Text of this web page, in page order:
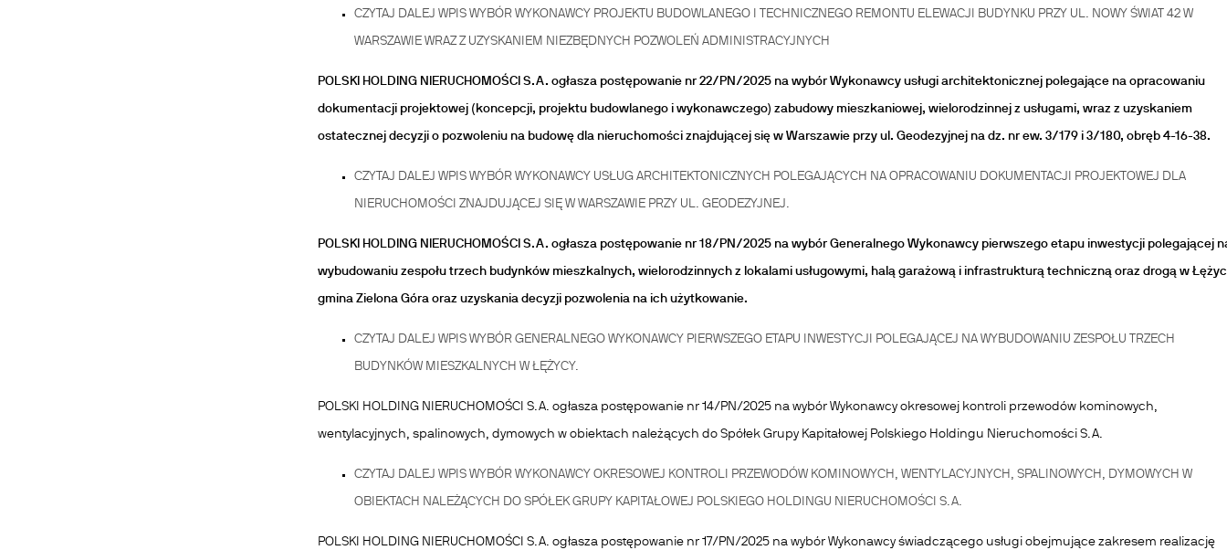
CZYTAJ DALEJ WPIS WYBÓR WYKONAWCY PROJEKTU BUDOWLANEGO I TECHNICZNEGO REMONTU ELEWACJI BUDYNKU PRZY UL. NOWY ŚWIAT 42 W
WARSZAWIE WRAZ Z UZYSKANIEM NIEZBĘDNYCH POZWOLEŃ ADMINISTRACYJNYCH
POLSKI HOLDING NIERUCHOMOŚCI S.A. ogłasza postępowanie nr 22/PN/2025 na wybór Wykonawcy usługi architektonicznej polegające na opracowaniu
dokumentacji projektowej (koncepcji, projektu budowlanego i wykonawczego) zabudowy mieszkaniowej, wielorodzinnej z usługami, wraz z uzyskaniem
ostatecznej decyzji o pozwoleniu na budowę dla nieruchomości znajdującej się w Warszawie przy ul. Geodezyjnej na dz. nr ew. 3/179 i 3/180, obręb 4-16-38.
CZYTAJ DALEJ WPIS WYBÓR WYKONAWCY USŁUG ARCHITEKTONICZNYCH POLEGAJĄCYCH NA OPRACOWANIU DOKUMENTACJI PROJEKTOWEJ DLA
NIERUCHOMOŚCI ZNAJDUJĄCEJ SIĘ W WARSZAWIE PRZY UL. GEODEZYJNEJ.
POLSKI HOLDING NIERUCHOMOŚCI S.A. ogłasza postępowanie nr 18/PN/2025 na wybór Generalnego Wykonawcy pierwszego etapu inwestycji polegającej
wybudowaniu zespołu trzech budynków mieszkalnych, wielorodzinnych z lokalami usługowymi, halą garażową i infrastrukturą techniczną oraz drogą w
gmina Zielona Góra oraz uzyskania decyzji pozwolenia na ich użytkowanie.
CZYTAJ DALEJ WPIS WYBÓR GENERALNEGO WYKONAWCY PIERWSZEGO ETAPU INWESTYCJI POLEGAJĄCEJ NA WYBUDOWANIU ZESPOŁU TRZECH
BUDYNKÓW MIESZKALNYCH W ŁĘŻYCY.
POLSKI HOLDING NIERUCHOMOŚCI S.A. ogłasza postępowanie nr 14/PN/2025 na wybór Wykonawcy okresowej kontroli przewodów kominowych,
wentylacyjnych, spalinowych, dymowych w obiektach należących do Spółek Grupy Kapitałowej Polskiego Holdingu Nieruchomości S.A.
CZYTAJ DALEJ WPIS WYBÓR WYKONAWCY OKRESOWEJ KONTROLI PRZEWODÓW KOMINOWYCH, WENTYLACYJNYCH, SPALINOWYCH, DYMOWYCH W
OBIEKTACH NALEŻĄCYCH DO SPÓŁEK GRUPY KAPITAŁOWEJ POLSKIEGO HOLDINGU NIERUCHOMOŚCI S.A.
POLSKI HOLDING NIERUCHOMOŚCI S.A. ogłasza postępowanie nr 17/PN/2025 na wybór Wykonawcy świadczącego usługi obejmujące zakresem realizację